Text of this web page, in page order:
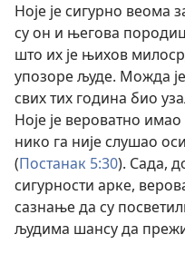
Ноје је сигурно веома
су он и његова
што их је њихов
упозоре људе. Можда
свих тих година био
Ноје је вероватно
нико га није слушао
(Постанак 5:30). Сада,
сигурности арке,
сазнање да су
људима шансу да